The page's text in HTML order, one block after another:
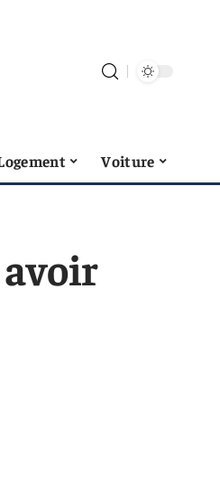
Voiture